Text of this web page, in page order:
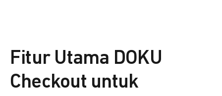
Fitur Utama DOKU
Checkout untuk